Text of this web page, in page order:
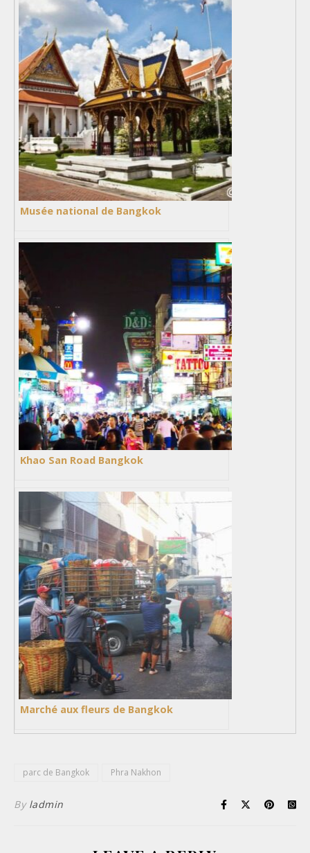
Musée national de Bangkok
Khao San Road Bangkok
Marché aux fleurs de Bangkok
parc de Bangkok Phra Nakhon
By ladmin